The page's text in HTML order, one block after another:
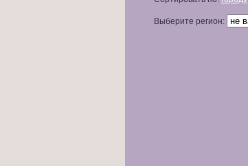
Выберите регион: